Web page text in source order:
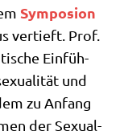
Sym­po­si­on
ver­tieft. Prof.
Ein­füh­
und
zu Anfang
der Sexu­al­